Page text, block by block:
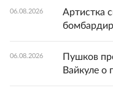
06.08.2026
Артистка
06.08.2026
Пушков
Вайкуле о